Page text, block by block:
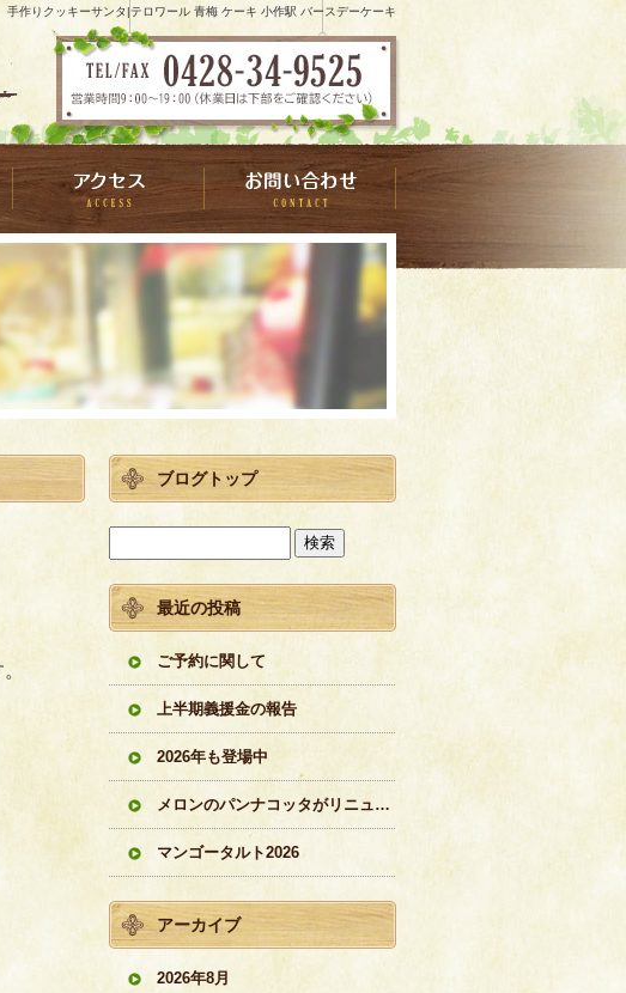
手作りクッキーサンタ|テロワール 青梅 ケーキ 小作駅 バースデーケーキ
ブログトップ
最近の投稿
ご予約に関して
上半期義援金の報告
2026年も登場中
メロンのパンナコッタがリニューアル
マンゴータルト2026
アーカイブ
2026年8月